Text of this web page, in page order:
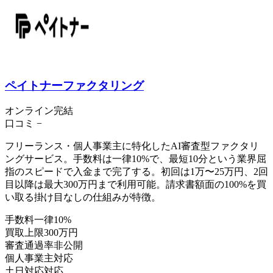
ペイトナーファクタリング
オンライン完結
口コミ −
フリーランス・個人事業主に特化したAI審査型ファクタリ
ングサービス。手数料は一律10%で、最短10分という業界屈
指のスピードで入金まで完了する。初回は1万〜25万円、2回
目以降は最大300万円まで利用可能。請求書額面の100%を買
い取る掛け目なしの仕組みが特徴。
手数料一律10%
買取上限300万円
審査通過率非公開
個人事業主対応